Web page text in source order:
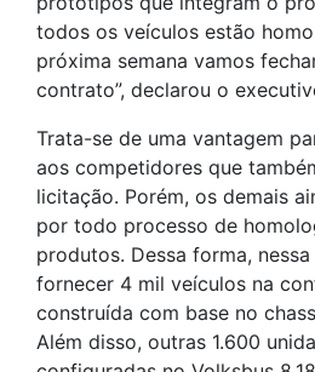
todos os veículos estão
próxima semana vamos
contrato”, declarou o
Trata-se de uma vantagem
aos competidores que
licitação. Porém, os demais
por todo processo de
produtos. Dessa forma,
fornecer 4 mil veículos na
construída com base no
Além disso, outras 1.600